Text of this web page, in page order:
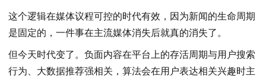
这个逻辑在媒体议程可控的时代有效，因为新闻的生命周期
是固定的，一件事在主流媒体消失后就真的消失了。
但今天时代变了。负面内容在平台上的存活周期与用户搜索
行为、大数据推荐强相关，算法会在用户表达相关兴趣时主